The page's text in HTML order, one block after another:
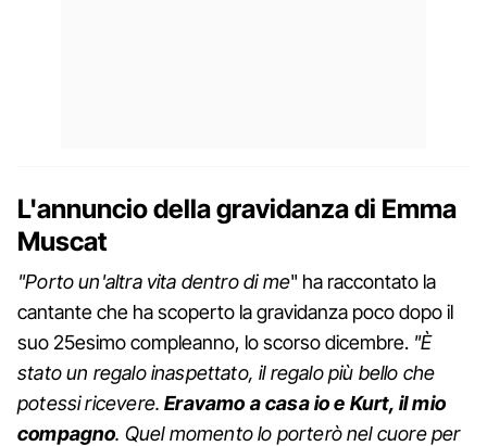
L'annuncio della gravidanza di Emma
Muscat
"Porto un'altra vita dentro di me" ha raccontato la
cantante che ha scoperto la gravidanza poco dopo il
suo 25esimo compleanno, lo scorso dicembre. "È
stato un regalo inaspettato, il regalo più bello che
potessi ricevere.Eravamo a casa io e Kurt, il mio
compagno. Quel momento lo porterò nel cuore per